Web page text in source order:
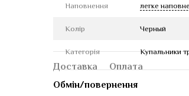
Наповнення легке
Колір Черный
Категорія Купальники
Доставка
Оплата
Обмін/повернення